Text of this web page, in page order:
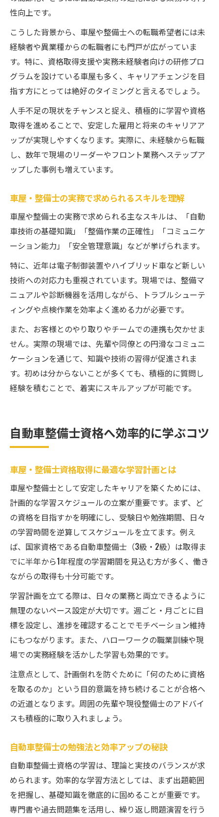
性向上です。
こうした背景から、車屋や整備士への転職希望者には未
経験者や異業種からの転職者にも門戸が広がっていま
す。特に、資格取得支援や実務未経験者向けの研修プロ
グラムを設けている車屋も多く、キャリアチェンジを目
指す方にとっては絶好のタイミングと言えるでしょう。
人手不足の現状をチャンスと捉え、積極的に学習や資格
取得を進めることで、安定した雇用と将来のキャリアア
ップが実現しやすくなります。実際に、未経験から転職
し、数年で現場のリーダーやフロント業務へステップア
ップした事例も増えています。
車屋・整備士の実務で求められるスキルを理解
車屋や整備士の実務で求められる主なスキルは、「自動
車技術の基礎知識」「整備作業の正確性」「コミュニケ
ーション能力」「安全管理意識」などが挙げられます。
特に、近年は電子制御装置やハイブリッド車など新しい
技術への対応力も重視されています。現場では、整備マ
ニュアルや診断機器を活用しながら、トラブルシューテ
ィングや点検作業を効率よく進める力が必要です。
また、お客様とのやり取りやチームでの連携も欠かせま
せん。実際の現場では、先輩や同僚との円滑なコミュニ
ケーションを通じて、知識や技術の習得が促進されま
す。初めは分からないことが多くても、積極的に質問し
経験を積むことで、着実にスキルアップが可能です。
自動車整備士資格へ効率的に学ぶコツ
車屋・整備士資格取得に最適な学習計画とは
車屋や整備士として安定したキャリアを築くためには、
計画的な学習スケジュールの立案が重要です。まず、ど
の資格を目指すかを明確にし、受験日や勉強期間、日々
の学習時間を逆算してスケジュールを立てます。例え
ば、国家資格である自動車整備士（3級・2級）は取得ま
でに半年から1年程度の学習期間を見込む方が多く、働き
ながらの取得も十分可能です。
学習計画を立てる際は、日々の業務と両立できるように
無理のないペース設定が大切です。週ごと・月ごとに目
標を設定し、進捗を確認することでモチベーション維持
にもつながります。また、ハローワークの職業訓練や現
場での実務経験を活かした学習も効果的です。
注意点として、計画倒れを防ぐために「何のために資格
を取るのか」という目的意識を持ち続けることが合格へ
の近道となります。周囲の先輩や現役整備士のアドバイ
スも積極的に取り入れましょう。
自動車整備士の勉強法と効率アップの秘訣
自動車整備士資格の学習は、理論と実技のバランスが求
められます。効率的な学習方法としては、まず出題範囲
を把握し、基礎知識を徹底的に固めることが重要です。
専門書や過去問題集を活用し、繰り返し問題演習を行う